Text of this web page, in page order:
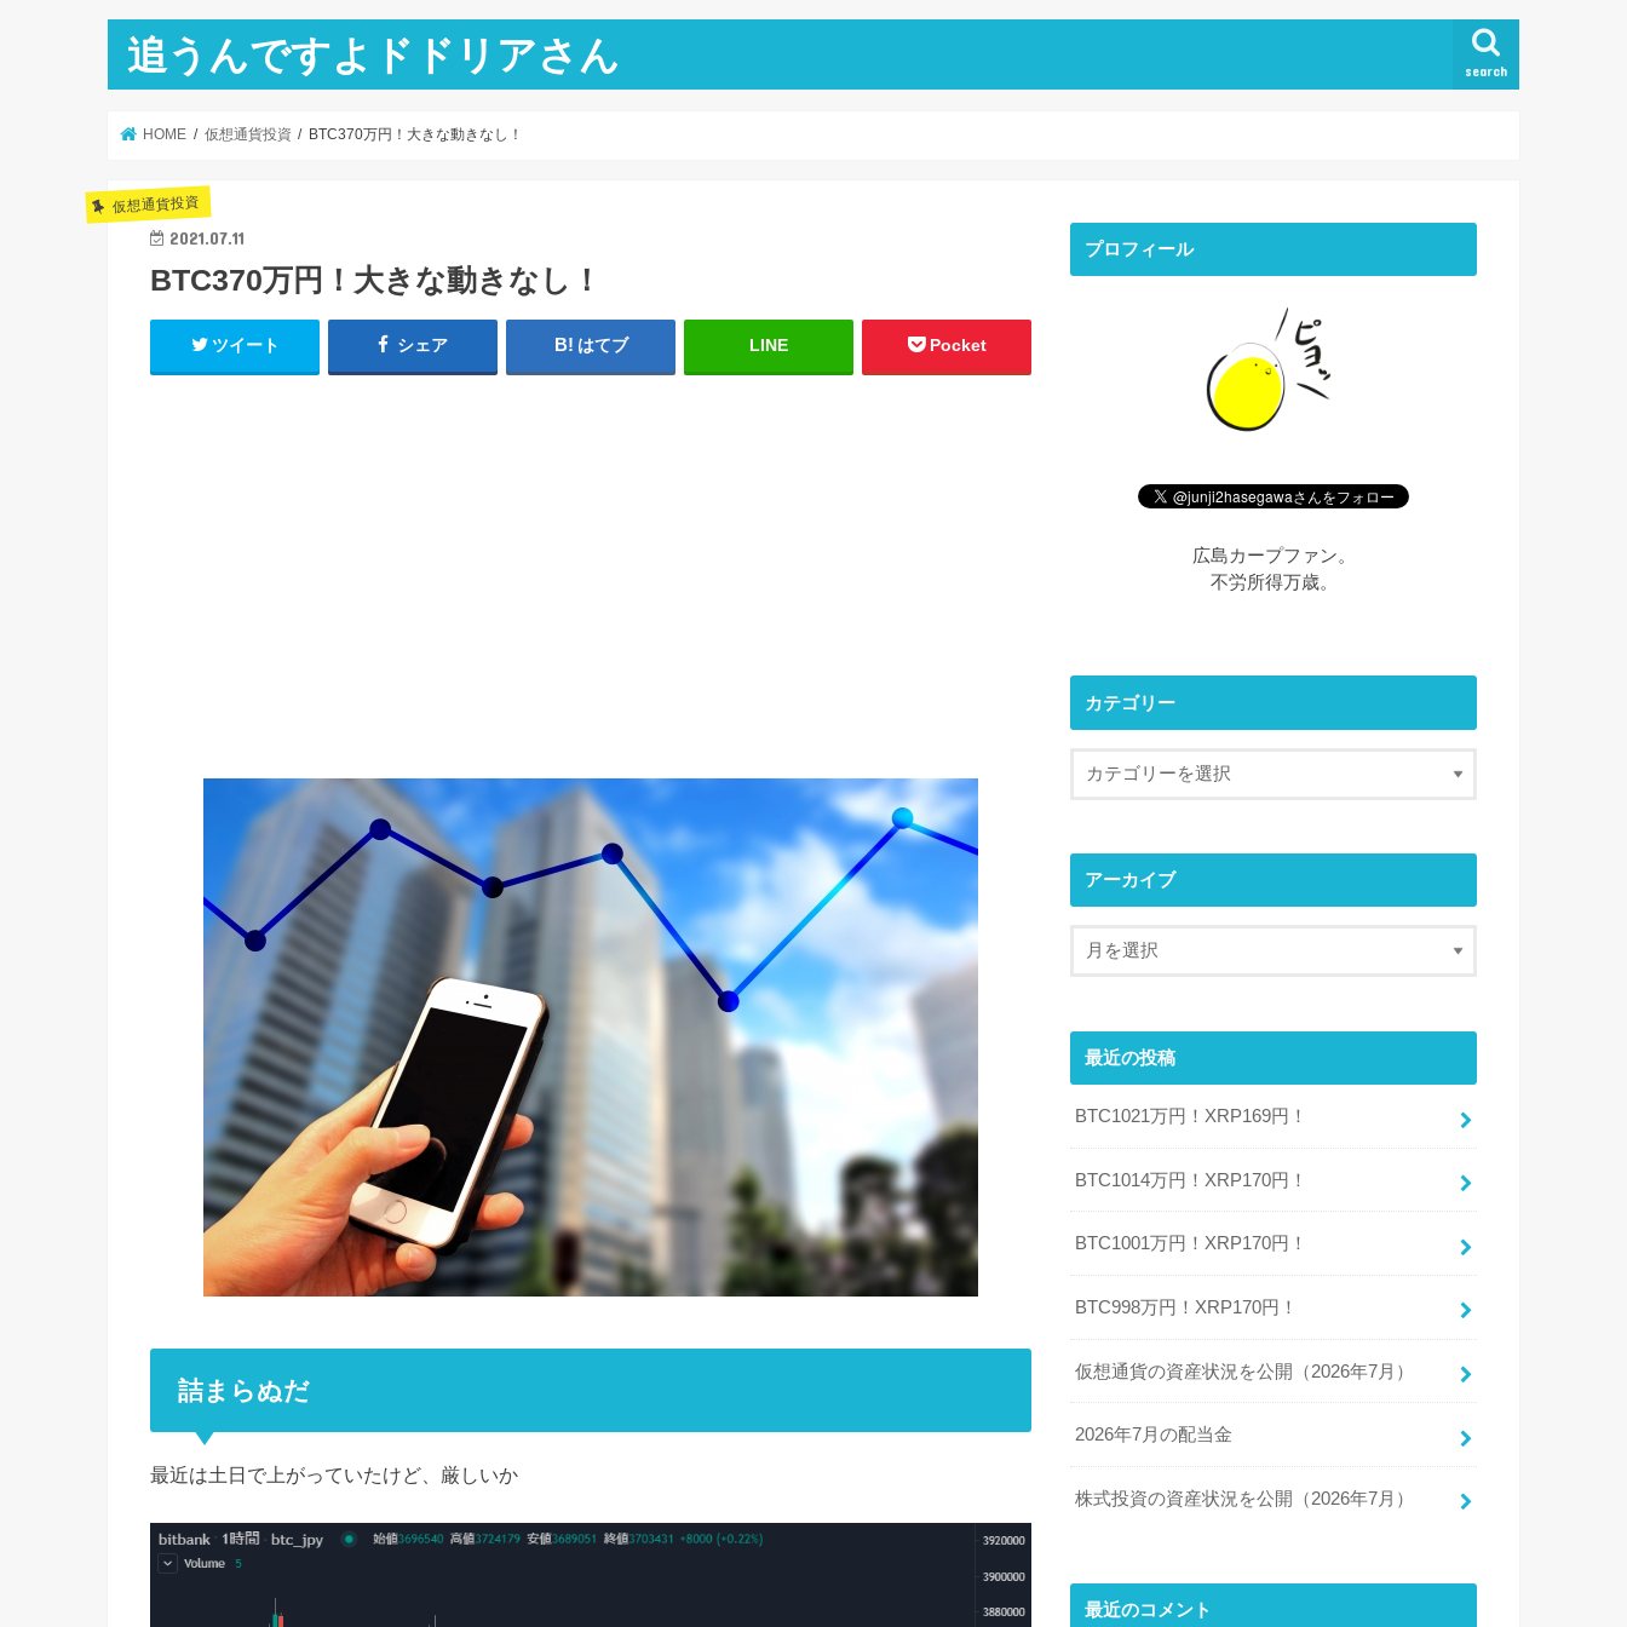
追うんですよドドリアさん search
HOME 仮想通貨投資 BTC370万円！大きな動きなし！
仮想通貨投資
2021.07.11
BTC370万円！大きな動きなし！
ツイート シェア はてブ LINE Pocket
詰まらぬだ
最近は土日で上がっていたけど、厳しいか
プロフィール
広島カープファン。
不労所得万歳。
カテゴリー
アーカイブ
最近の投稿
BTC1021万円！XRP169円！
BTC1014万円！XRP170円！
BTC1001万円！XRP170円！
BTC998万円！XRP170円！
仮想通貨の資産状況を公開（2026年7月）
2026年7月の配当金
株式投資の資産状況を公開（2026年7月）
最近のコメント